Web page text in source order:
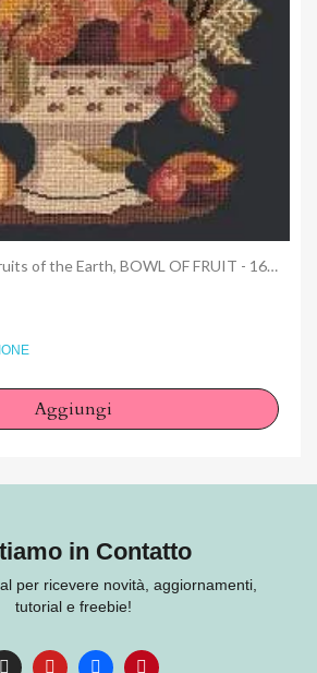
Anteprima Elizabeth Bradley, Fruits of the Earth, BOWL OF FRUIT - 16x16 pollici
Aggiungi
in Contatto
per ricevere novità, aggiornamenti,
tutorial e freebie!